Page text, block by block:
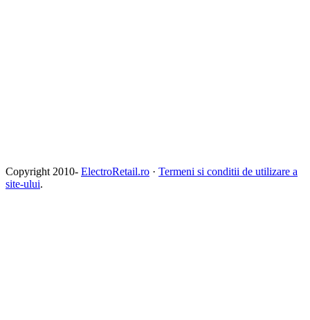
Copyright 2010- ElectroRetail.ro · Termeni si conditii de utilizare a
site-ului.